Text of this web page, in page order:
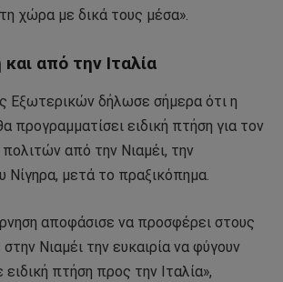
χώρα με δικά τους μέσα».
από την Ιταλία
Εξωτερικών δήλωσε σήμερα ότι η
προγραμματίσει ειδική πτήση για τον
από την Νιαμέι, την
Νίγηρα, μετά το πραξικόπημα.
αποφάσισε να προσφέρει στους
Νιαμέι την ευκαιρία να φύγουν
πτήση προς την Ιταλία»,